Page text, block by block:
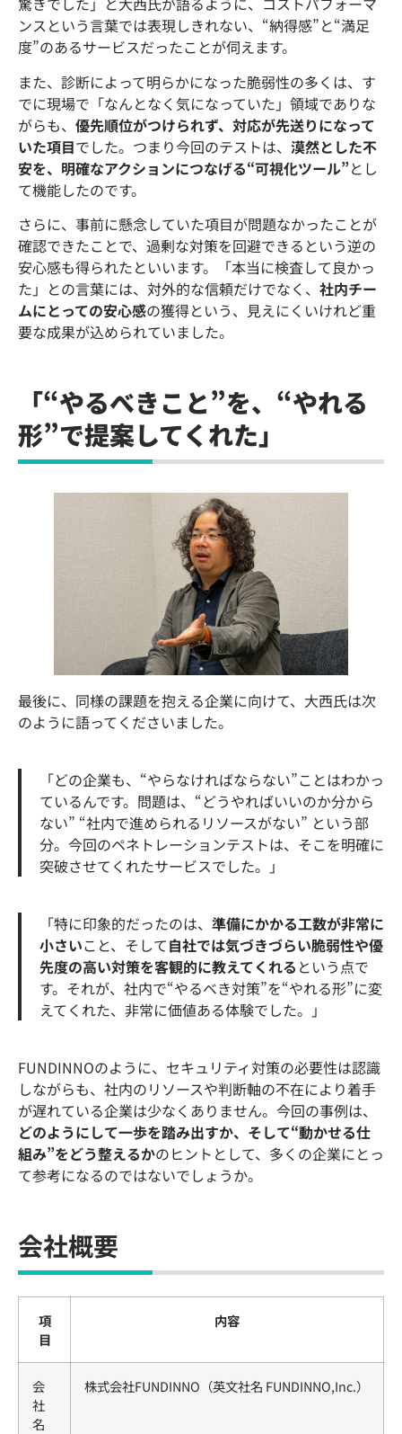
ンスという言葉では表現しきれない、“納得感”と“満足
度”のあるサービスだったことが伺えます。
また、診断によって明らかになった脆弱性の多くは、す
でに現場で「なんとなく気になっていた」領域でありな
がらも、 優先順位がつけられず、対応が先送りになって
いた項目でした。つまり今回のテストは、 漠然とした不
安を、明確なアクションにつなげる“可視化ツール”とし
て機能したのです。
さらに、事前に懸念していた項目が問題なかったことが
確認できたことで、過剰な対策を回避できるという逆の
安心感も得られたといいます。「本当に検査して良かっ
た」との言葉には、対外的な信頼だけでなく、 社内チー
ムにとっての安心感の獲得という、見えにくいけれど重
要な成果が込められていました。
「“やるべきこと”を、“やれる
形”で提案してくれた」
最後に、同様の課題を抱える企業に向けて、大西氏は次
のように語ってくださいました。
「どの企業も、“やらなければならない”ことはわかっ
ているんです。問題は、“どうやればいいのか分から
ない” “社内で進められるリソースがない” という部
分。今回のペネトレーションテストは、そこを明確に
突破させてくれたサービスでした。」
「特に印象的だったのは、 準備にかかる工数が非常に
小さいこと、そして自社では気づきづらい脆弱性や優
先度の高い対策を客観的に教えてくれる という点で
す。それが、社内で“やるべき対策”を“やれる形”に変
えてくれた、非常に価値ある体験でした。」
FUNDINNOのように、セキュリティ対策の必要性は認識
しながらも、社内のリソースや判断軸の不在により着手
が遅れている企業は少なくありません。今回の事例は、
どのようにして一歩を踏み出すか、そして“動かせる仕
組み”をどう整えるかのヒントとして、多くの企業にとっ
て参考になるのではないでしょうか。
会社概要
項
目
内容
会
社
名
株式会社FUNDINNO（英文社名 FUNDINNO,Inc.）